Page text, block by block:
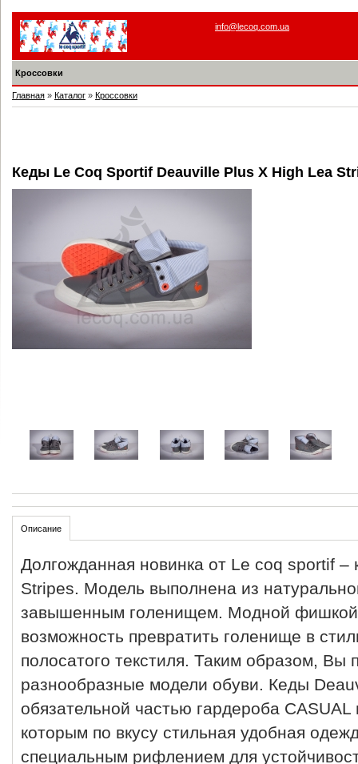
info@lecoq.com.ua
Кеды Le Coq Sportif Deauville Plus X High Lea
Описание
Долгожданная новинка от Le coq sportif
Stripes. Модель выполнена из
завышенным голенищем. Модной фишкой
возможность превратить голенище в
полосатого текстиля. Таким образом,
разнообразные модели обуви. Кеды
обязательной частью гардероба
которым по вкусу стильная удобная
специальным рифлением для
Кроссовки
Главная » Каталог » Кроссовки